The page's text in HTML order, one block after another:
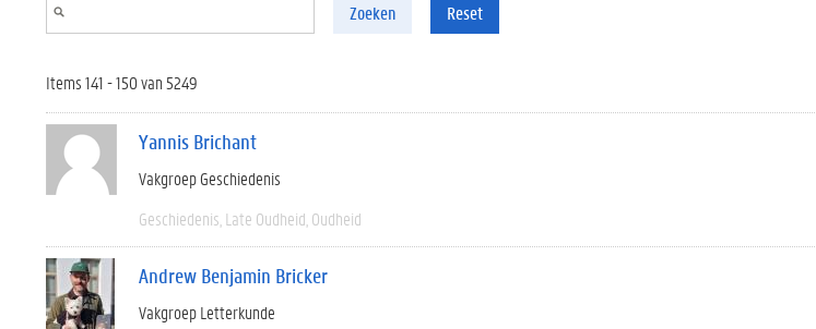
Zoeken Reset
Items 141 - 150 van 5249
Yannis Brichant
Vakgroep Geschiedenis
Geschiedenis Late Oudheid Oudheid
Andrew Benjamin Bricker
Vakgroep Letterkunde